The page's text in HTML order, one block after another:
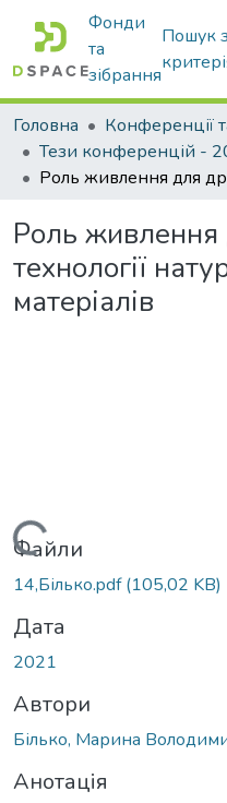
Фонди
та
зібрання
Пошук
Головна
Тези конференцій -
Роль живлення
технології
матеріалів
Вантажиться...
Файли
14,Білько.pdf(105,02 KB)
Дата
2021
Автори
Білько, Марина
Анотація